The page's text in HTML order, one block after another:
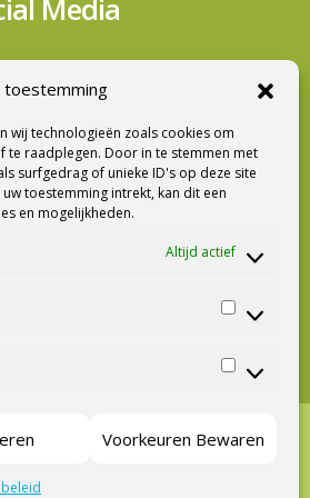
toestemming
wij technologieën zoals cookies om
raadplegen. Door in te stemmen met
surfgedrag of unieke ID's op deze site
toestemming intrekt, kan dit een
en mogelijkheden.
Altijd actief
Marketing
Voorkeuren Bewaren
Media
Over ons